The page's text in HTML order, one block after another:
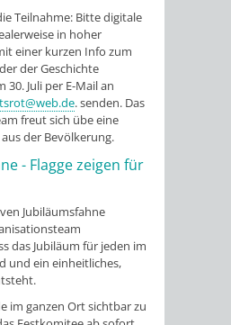
Teilnahme: Bitte digitale
in hoher
einer kurzen Info zum
der Geschichte
30. Juli per E-Mail an
. senden. Das
freut sich übe eine
der Bevölkerung.
- Flagge zeigen für
Jubiläumsfahne
das Jubiläum für jeden im
und ein einheitliches,
im ganzen Ort sichtbar zu